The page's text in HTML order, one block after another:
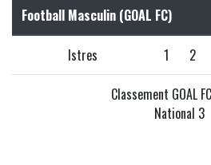
Football Masculin (GOAL FC)
Istres 1 2
Classement GOAL
National 3